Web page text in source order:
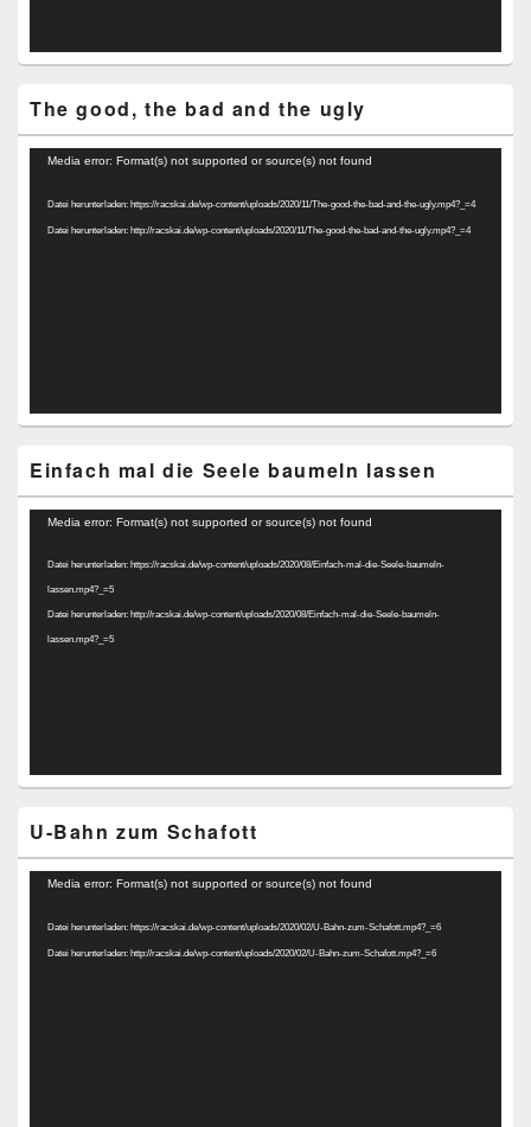
The good, the bad and the ugly
Video-
Media error: Format(s) not supported or source(s) not found
Datei herunterladen: https://racskai.de/wp-content/uploads/2020/11/The-good-the-bad-and-the-ugly.mp4?_=4
Datei herunterladen: http://racskai.de/wp-content/uploads/2020/11/The-good-the-bad-and-the-ugly.mp4?_=4
Einfach mal die Seele baumeln lassen
Video-
Media error: Format(s) not supported or source(s) not found
Datei herunterladen: https://racskai.de/wp-content/uploads/2020/08/Einfach-mal-die-Seele-baumeln-
lassen.mp4?_=5
Datei herunterladen: http://racskai.de/wp-content/uploads/2020/08/Einfach-mal-die-Seele-baumeln-
lassen.mp4?_=5
U-Bahn zum Schafott
Video-
Media error: Format(s) not supported or source(s) not found
Datei herunterladen: https://racskai.de/wp-content/uploads/2020/02/U-Bahn-zum-Schafott.mp4?_=6
Datei herunterladen: http://racskai.de/wp-content/uploads/2020/02/U-Bahn-zum-Schafott.mp4?_=6